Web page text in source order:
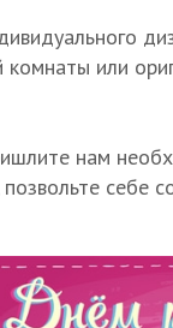
комнаты или
нам
себе